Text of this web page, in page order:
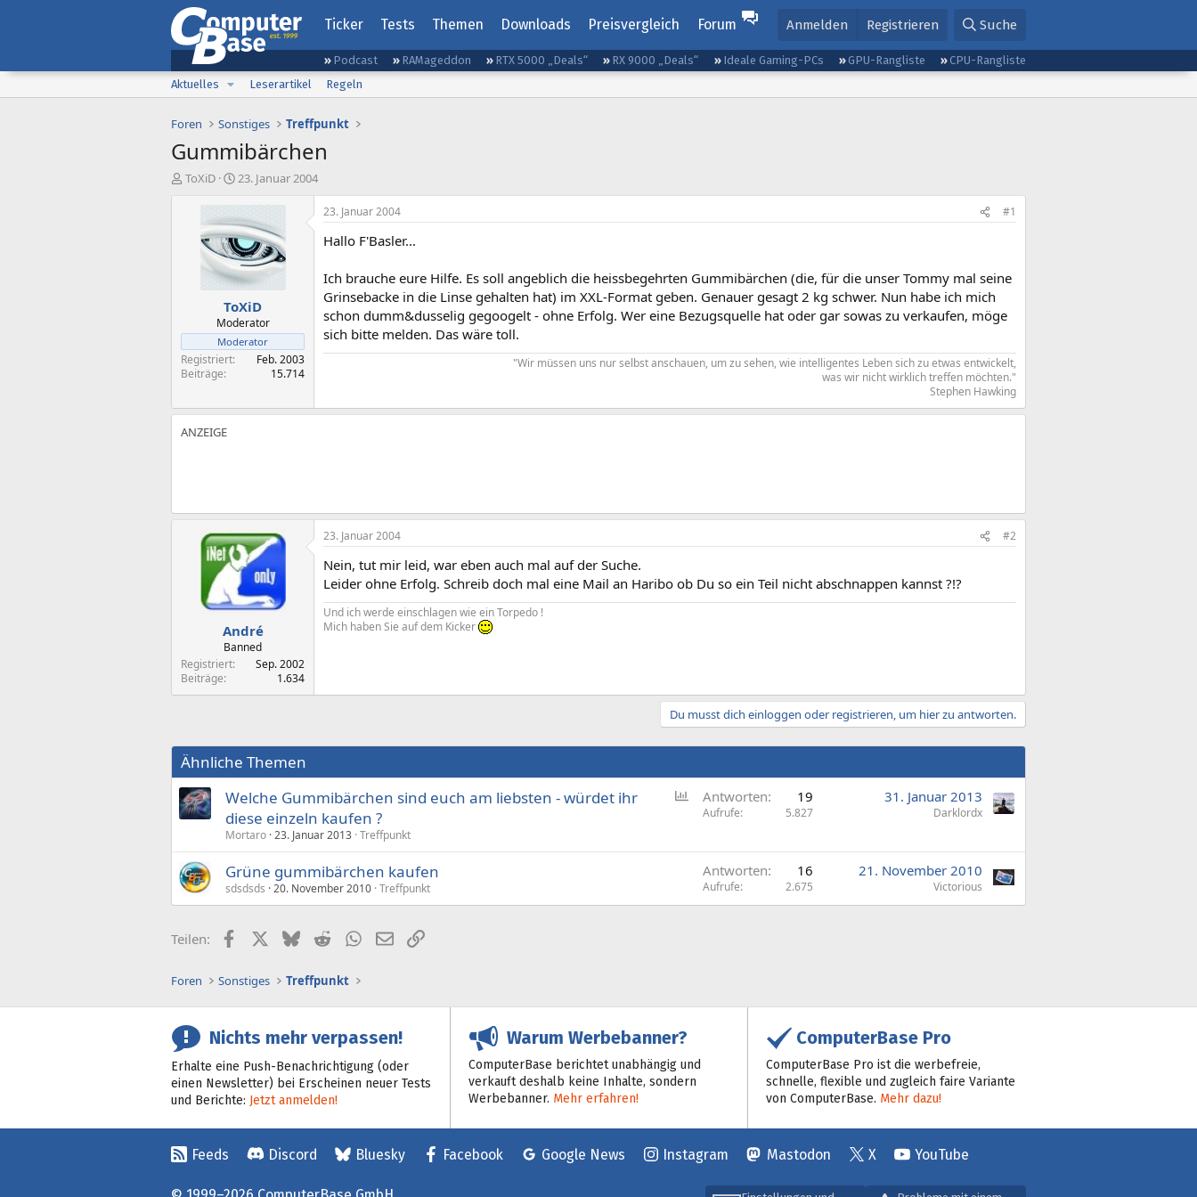
Ticker Tests Themen Downloads Preisvergleich Forum Anmelden Registrieren Suche
Podcast RAMageddon RTX 5000 „Deals“ RX 9000 „Deals“ Ideale Gaming-PCs GPU-Rangliste
CPU-Rangliste
Aktuelles
Leserartikel Regeln
Foren Sonstiges Treffpunkt
Gummibärchen
E
ToXiD
E
s
t
e
l
l
t
a
m
23. Januar 2004
ToXiD
Moderator
Moderator
Registriert
Feb. 2003
Beiträge
15.714
23. Januar 2004 #1
Hallo F'Basler...
Ich brauche eure Hilfe. Es soll angeblich die heissbegehrten Gummibärchen (die, für die unser Tommy mal seine
Grinsebacke in die Linse gehalten hat) im XXL-Format geben. Genauer gesagt 2 kg schwer. Nun habe ich mich
schon dumm&dusselig gegoogelt - ohne Erfolg. Wer eine Bezugsquelle hat oder gar sowas zu verkaufen, möge
sich bitte melden. Das wäre toll.
"Wir müssen uns nur selbst anschauen, um zu sehen, wie intelligentes Leben sich zu etwas entwickelt,
was wir nicht wirklich treffen möchten."​
Stephen Hawking​
André
Banned
Registriert
Sep. 2002
Beiträge
1.634
23. Januar 2004 #2
Nein, tut mir leid, war eben auch mal auf der Suche.
Leider ohne Erfolg. Schreib doch mal eine Mail an Haribo ob Du so ein Teil nicht abschnappen kannst ?!?
Und ich werde einschlagen wie ein Torpedo !
Mich haben Sie auf dem Kicker
Du musst dich einloggen oder registrieren, um hier zu antworten.
Ähnliche Themen
r
e
Welche Gummibärchen sind euch am liebsten - würdet ihr
diese einzeln kaufen ?
Mortaro 23. Januar 2013 Treffpunkt
Antworten 19
Aufrufe 5.827
31. Januar 2013
Darklordx
Grüne gummibärchen kaufen
sdsdsds 20. November 2010 Treffpunkt
Antworten 16
Aufrufe 2.675
21. November 2010
Victorious
Teilen: FacebookX (Twitter)
BlueskyRedditWhatsApp
E-MailLink
Foren Sonstiges Treffpunkt
Nichts mehr verpassen!
Erhalte eine Push-Benachrichtigung (oder
einen Newsletter) bei Erscheinen neuer Tests
und Berichte: Jetzt anmelden!
Warum Werbebanner?
ComputerBase berichtet unabhängig und
verkauft deshalb keine Inhalte, sondern
Werbebanner. Mehr erfahren!
ComputerBase Pro
ComputerBase Pro ist die werbefreie,
schnelle, flexible und zugleich faire Variante
von ComputerBase. Mehr dazu!
Feeds Discord Bluesky Facebook Google News Instagram Mastodon X YouTube